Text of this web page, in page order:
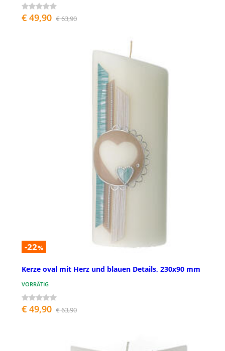
€ 49,90 € 63,90
-22%
Kerze oval mit Herz und blauen Details, 230x90 mm
VORRÄTIG
€ 49,90 € 63,90